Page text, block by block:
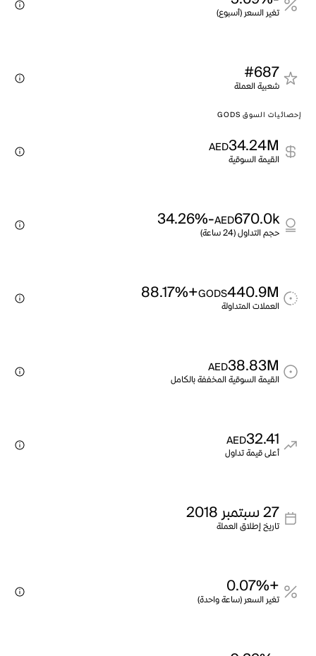
تغير السعر (أسبوع)
#687
شعبية العملة
إحصائيات السوق GODS
34.24M
AED
القيمة السوقية
670.0k
AED
-34.26%
حجم التداول (24 ساعة)
440.9M
GODS
+88.17%
العملات المتداولة
38.83M
AED
القيمة السوقية المخففة بالكامل
32.41
AED
أعلى قيمة تداول
27 سبتمبر 2018
تاريخ إطلاق العملة
+0.07%
تغير السعر (ساعة واحدة)